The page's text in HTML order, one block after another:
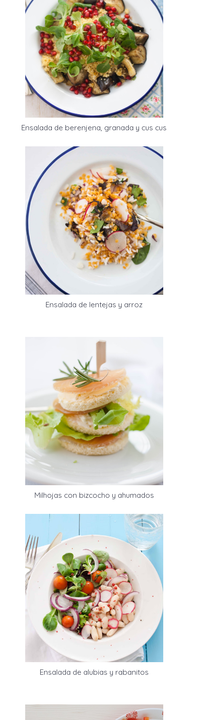
Ensalada de berenjena, granada y cus cus
Ensalada de lentejas y arroz
Milhojas con bizcocho y ahumados
Ensalada de alubias y rabanitos